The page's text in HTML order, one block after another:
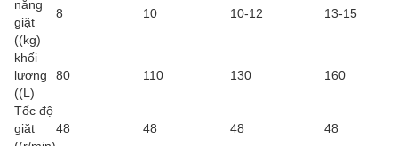
năng
giặt
((kg)
8 10 10-12 13-15
khối
lượng
((L)
80 110 130 160
Tốc độ
giặt
48 48 48 48